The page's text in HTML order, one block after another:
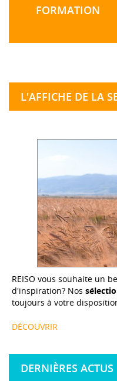
FORMATION
L'AFFICHE DE LA
REISO vous souhaite un
d'inspiration? Nos
toujours à votre
DÉCOUVRIR
DERNIÈRES ACTUS